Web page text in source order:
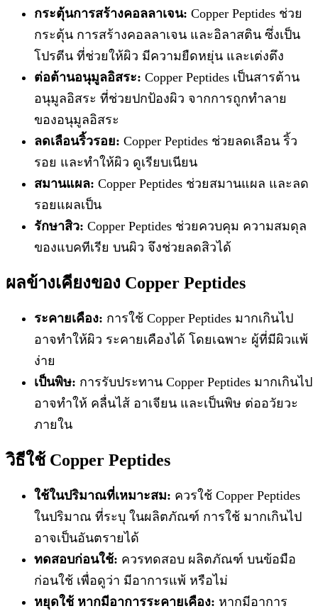
กระตุ้นการสร้างคอลลาเจน: Copper Peptides ช่วย
กระตุ้น การสร้างคอลลาเจน และอิลาสติน ซึ่งเป็น
โปรตีน ที่ช่วยให้ผิว มีความยืดหยุ่น และเต่งตึง
ต่อต้านอนุมูลอิสระ: Copper Peptides เป็นสารต้าน
อนุมูลอิสระ ที่ช่วยปกป้องผิว จากการถูกทำลาย
ของอนุมูลอิสระ
ลดเลือนริ้วรอย: Copper Peptides ช่วยลดเลือน ริ้ว
รอย และทำให้ผิว ดูเรียบเนียน
สมานแผล: Copper Peptides ช่วยสมานแผล และลด
รอยแผลเป็น
รักษาสิว: Copper Peptides ช่วยควบคุม ความสมดุล
ของแบคทีเรีย บนผิว จึงช่วยลดสิวได้
ผลข้างเคียงของ Copper Peptides
ระคายเคือง: การใช้ Copper Peptides มากเกินไป
อาจทำให้ผิว ระคายเคืองได้ โดยเฉพาะ ผู้ที่มีผิวแพ้
ง่าย
เป็นพิษ: การรับประทาน Copper Peptides มากเกินไป
อาจทำให้ คลื่นไส้ อาเจียน และเป็นพิษ ต่ออวัยวะ
ภายใน
วิธีใช้ Copper Peptides
ใช้ในปริมาณที่เหมาะสม: ควรใช้ Copper Peptides
ในปริมาณ ที่ระบุ ในผลิตภัณฑ์ การใช้ มากเกินไป
อาจเป็นอันตรายได้
ทดสอบก่อนใช้: ควรทดสอบ ผลิตภัณฑ์ บนข้อมือ
ก่อนใช้ เพื่อดูว่า มีอาการแพ้ หรือไม่
หยุดใช้ หากมีอาการระคายเคือง: หากมีอาการ